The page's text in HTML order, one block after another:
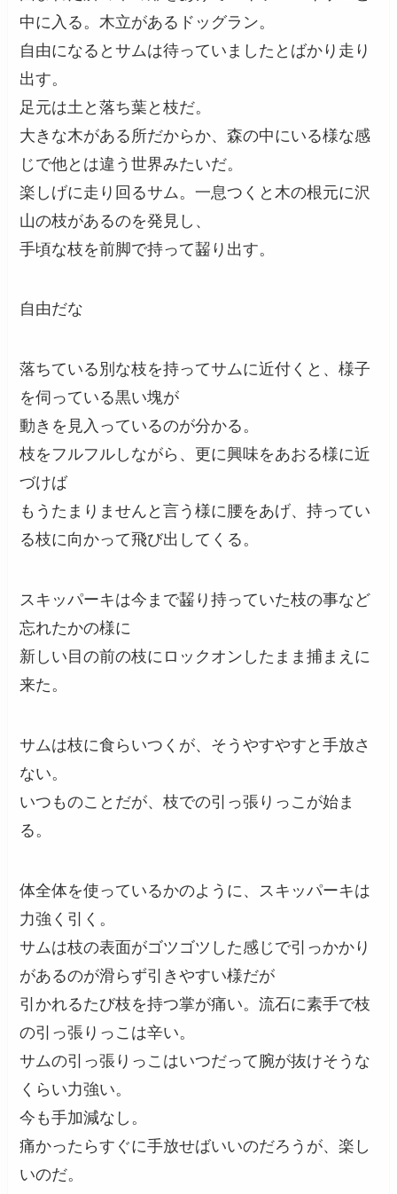
中に入る。木立があるドッグラン。
自由になるとサムは待っていましたとばかり走り
出す。
足元は土と落ち葉と枝だ。
大きな木がある所だからか、森の中にいる様な感
じで他とは違う世界みたいだ。
楽しげに走り回るサム。一息つくと木の根元に沢
山の枝があるのを発見し、
手頃な枝を前脚で持って齧り出す。
自由だな
落ちている別な枝を持ってサムに近付くと、様子
を伺っている黒い塊が
動きを見入っているのが分かる。
枝をフルフルしながら、更に興味をあおる様に近
づけば
もうたまりませんと言う様に腰をあげ、持ってい
る枝に向かって飛び出してくる。
スキッパーキは今まで齧り持っていた枝の事など
忘れたかの様に
新しい目の前の枝にロックオンしたまま捕まえに
来た。
サムは枝に食らいつくが、そうやすやすと手放さ
ない。
いつものことだが、枝での引っ張りっこが始ま
る。
体全体を使っているかのように、スキッパーキは
力強く引く。
サムは枝の表面がゴツゴツした感じで引っかかり
があるのが滑らず引きやすい様だが
引かれるたび枝を持つ掌が痛い。流石に素手で枝
の引っ張りっこは辛い。
サムの引っ張りっこはいつだって腕が抜けそうな
くらい力強い。
今も手加減なし。
痛かったらすぐに手放せばいいのだろうが、楽し
いのだ。